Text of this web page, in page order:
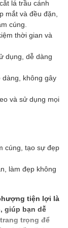
lá trầu cánh
mắt và đều đặn,
cúng.
thời gian và
dụng, dễ dàng
dàng, không gây
và sử dụng mọi
cúng, tạo sự đẹp
làm đẹp không
tiện lợi là
giúp bạn dễ
trọng để